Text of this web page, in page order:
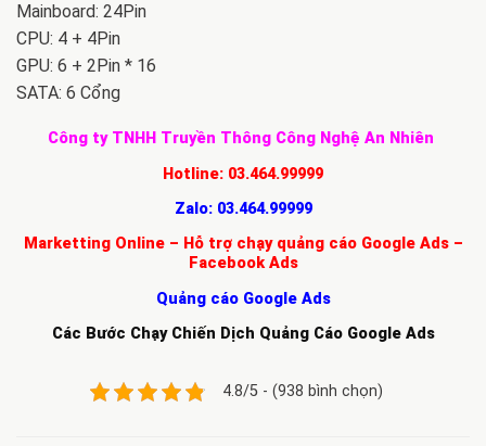
Mainboard: 24Pin
CPU: 4 + 4Pin
GPU: 6 + 2Pin * 16
SATA: 6 Cổng
Công ty TNHH Truyền Thông Công Nghệ An Nhiên
Hotline: 03.464.99999
Zalo: 03.464.99999
Marketting Online – Hỗ trợ chạy quảng cáo Google Ads –
Facebook Ads
Quảng cáo Google Ads
Các Bước Chạy Chiến Dịch Quảng Cáo Google Ads
4.8/5 - (938 bình chọn)